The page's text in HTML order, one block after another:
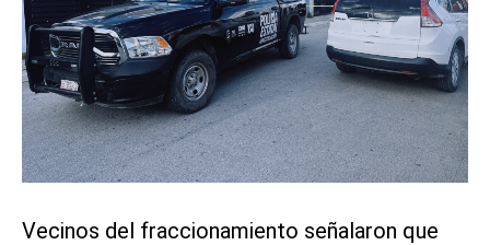
Vecinos del fraccionamiento señalaron que